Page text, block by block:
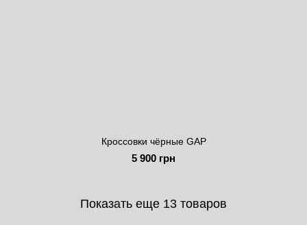
Кроссовки чёрные GAP
5 900 грн
Показать еще 13 товаров